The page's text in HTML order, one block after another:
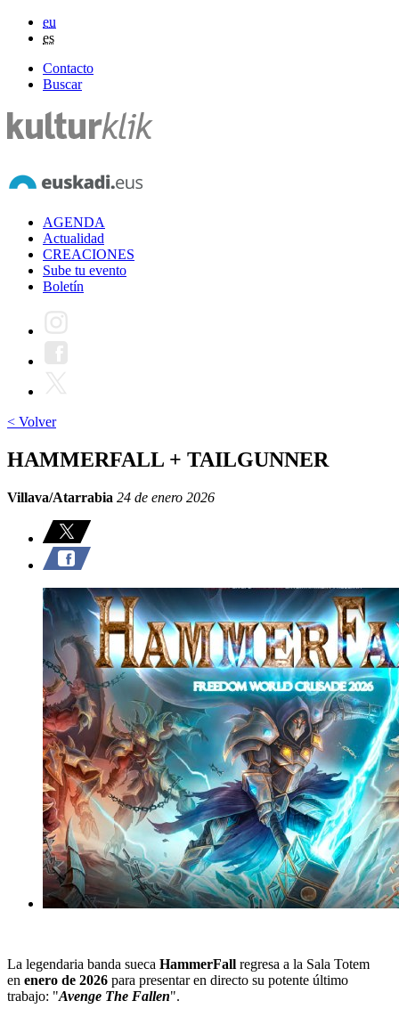
eu
es
Contacto
Buscar
AGENDA
Actualidad
CREACIONES
Sube tu evento
Boletín
< Volver
HAMMERFALL + TAILGUNNER
Villava/Atarrabia 24 de enero 2026
La legendaria banda sueca HammerFall regresa a la Sala Totem
en enero de 2026 para presentar en directo su potente último
trabajo: "Avenge The Fallen".